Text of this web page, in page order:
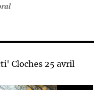
Cloches 25 avril